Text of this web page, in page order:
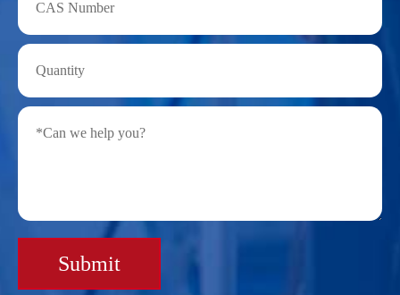
Submit